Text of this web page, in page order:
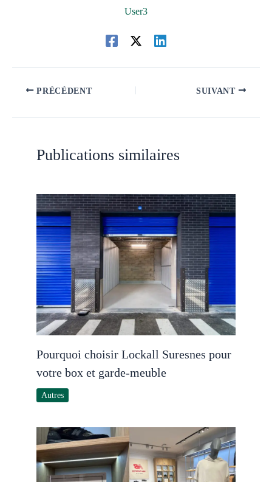
User3
PRÉCÉDENT SUIVANT
Publications similaires
Pourquoi choisir Lockall Suresnes pour
votre box et garde-meuble
Autres